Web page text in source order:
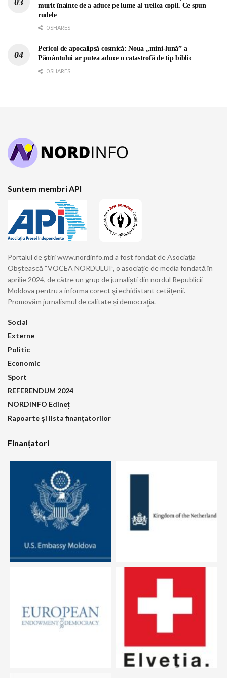
murit înainte de a aduce pe lume al treilea copil. Ce spun
rudele
0 SHARES
Pericol de apocalipsă cosmică: Noua „mini-lună” a
Pământului ar putea aduce o catastrofă de tip biblic
0 SHARES
Suntem membri API
Portalul de știri www.nordinfo.md a fost fondat de Asociația
Obștească “VOCEA NORDULUI”, o asociație de media fondată în
aprilie 2024, de către un grup de jurnaliști din nordul Republicii
Moldova pentru a informa corect şi echidistant cetăţenii.
Promovăm jurnalismul de calitate și democraţia.
Social
Externe
Politic
Economic
Sport
REFERENDUM 2024
NORDINFO Edineț
Rapoarte și lista finanțatorilor
Finanțatori